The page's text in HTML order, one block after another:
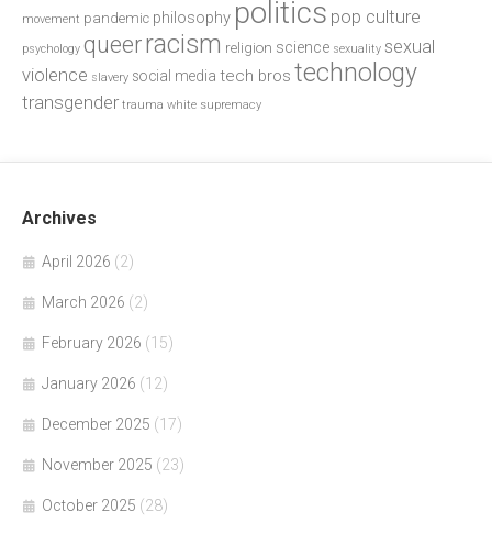
movement pandemic philosophy politics pop culture
psychology queerracism religion science sexuality sexual
violence slavery social media tech bros technology
transgender trauma white supremacy
Archives
April 2026 (2)
March 2026 (2)
February 2026 (15)
January 2026 (12)
December 2025 (17)
November 2025 (23)
October 2025 (28)